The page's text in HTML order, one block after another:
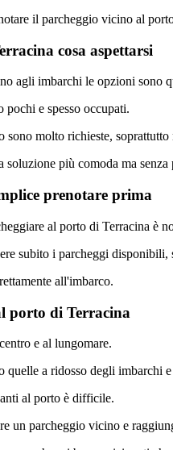
il parcheggio vicino al
cosa aspettarsi
agli imbarchi le opzioni sono
pochi e spesso occupati.
sono molto richieste,
più comoda ma
prenotare prima
al porto di Terracina è
subito i parcheggi
all'imbarco.
porto di Terracina
e al lungomare.
quelle a ridosso degli imbarchi
al porto è difficile.
un parcheggio vicino e